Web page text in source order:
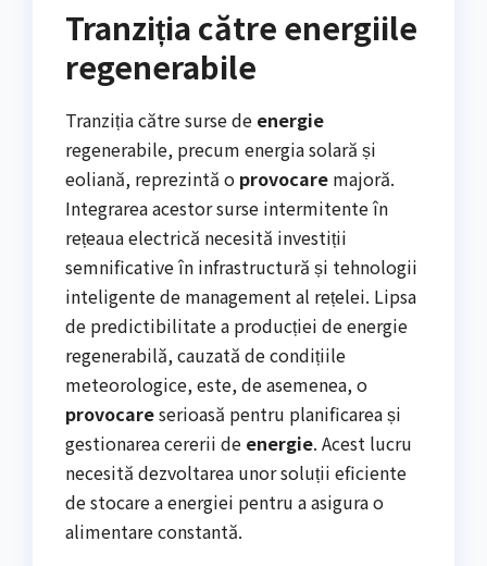
Tranziția către energiile
regenerabile
Tranziția către surse de energie
regenerabile, precum energia solară și
eoliană, reprezintă o provocare majoră.
Integrarea acestor surse intermitente în
rețeaua electrică necesită investiții
semnificative în infrastructură și tehnologii
inteligente de management al rețelei. Lipsa
de predictibilitate a producției de energie
regenerabilă, cauzată de condițiile
meteorologice, este, de asemenea, o
provocareserioasă pentru planificarea și
gestionarea cererii de energie. Acest lucru
necesită dezvoltarea unor soluții eficiente
de stocare a energiei pentru a asigura o
alimentare constantă.